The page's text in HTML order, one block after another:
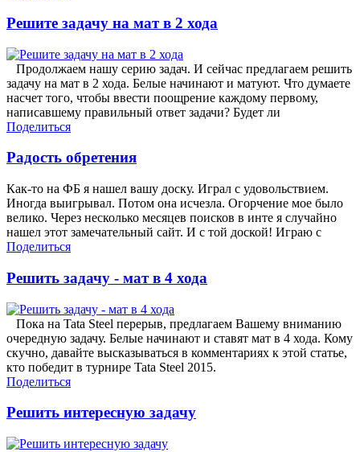
Решите задачу на мат в 2 хода
Продолжаем нашу серию задач. И сейчас предлагаем решить
задачу на мат в 2 хода. Белые начинают и матуют. Что думаете
насчет того, чтобы ввести поощрение каждому первому,
написавшему правильный ответ задачи? Будет ли
Поделиться
Радость обретения
Как-то на ФБ я нашел вашу доску. Играл с удовольствием.
Иногда выигрывал. Потом она исчезла. Огорчение мое было
велико. Через несколько месяцев поисков в инте я случайно
нашел этот замечательный сайт. И с той доской! Играю с
Поделиться
Решить задачу - мат в 4 хода
Пока на Tata Steel перерыв, предлагаем Вашему вниманию
очередную задачу. Белые начинают и ставят мат в 4 хода. Кому
скучно, давайте высказываться в комментариях к этой статье,
кто победит в турнире Tata Steel 2015.
Поделиться
Решить интересную задачу